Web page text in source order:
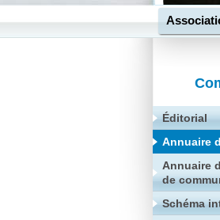
Éditorial
Annuaire
Annuaire
de
Schéma